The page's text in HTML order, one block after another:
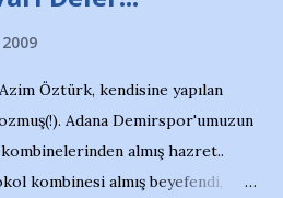
Öztürk, kendisine yapılan
Adana Demirspor'umuzun
kombinelerinden almış hazret..
kombinesi almış beyefendi,